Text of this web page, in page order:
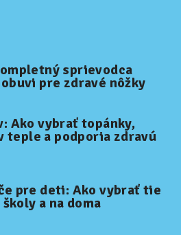
sprievodca
pre zdravé nôžky
Ako vybrať topánky,
teple a podporia zdravú
pre deti: Ako vybrať tie
a na doma